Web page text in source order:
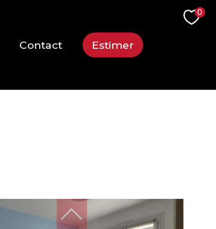
0
Contact Estimer